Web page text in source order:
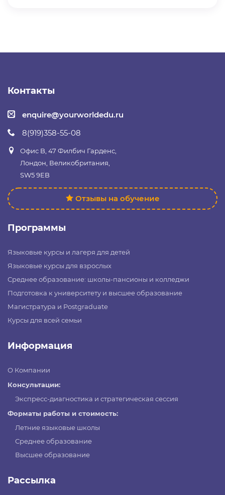
Контакты
enquire@yourworldedu.ru
8(919)358-55-08
Офис B, 47 Филбич Гарденс,
Лондон, Великобритания,
SW5 9EB
Отзывы на обучение
Программы
Языковые курсы и лагеря для детей
Языковые курсы для взрослых
Среднее образование: школы-пансионы и колледжи
Подготовка к университету и высшее образование
Магистратура и Postgraduate
Курсы для всей семьи
Информация
О Компании
Консультации:
Экспресс-диагностика и стратегическая сессия
Форматы работы и стоимость:
Летние языковые школы
Среднее образование
Высшее образование
Рассылка